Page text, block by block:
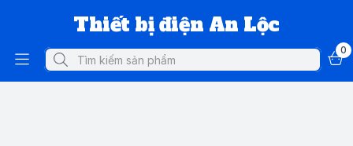
Thiết bị điện An Lộc
0